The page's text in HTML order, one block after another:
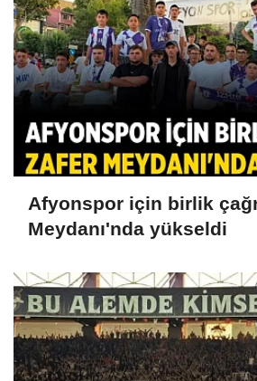
Afyonspor için birlik
Meydanı'nda yükseldi